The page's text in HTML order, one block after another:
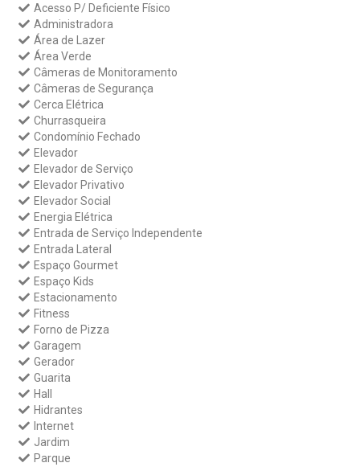
Acesso P/ Deficiente Físico
Administradora
Área de Lazer
Área Verde
Câmeras de Monitoramento
Câmeras de Segurança
Cerca Elétrica
Churrasqueira
Condomínio Fechado
Elevador
Elevador de Serviço
Elevador Privativo
Elevador Social
Energia Elétrica
Entrada de Serviço Independente
Entrada Lateral
Espaço Gourmet
Espaço Kids
Estacionamento
Fitness
Forno de Pizza
Garagem
Gerador
Guarita
Hall
Hidrantes
Internet
Jardim
Parque